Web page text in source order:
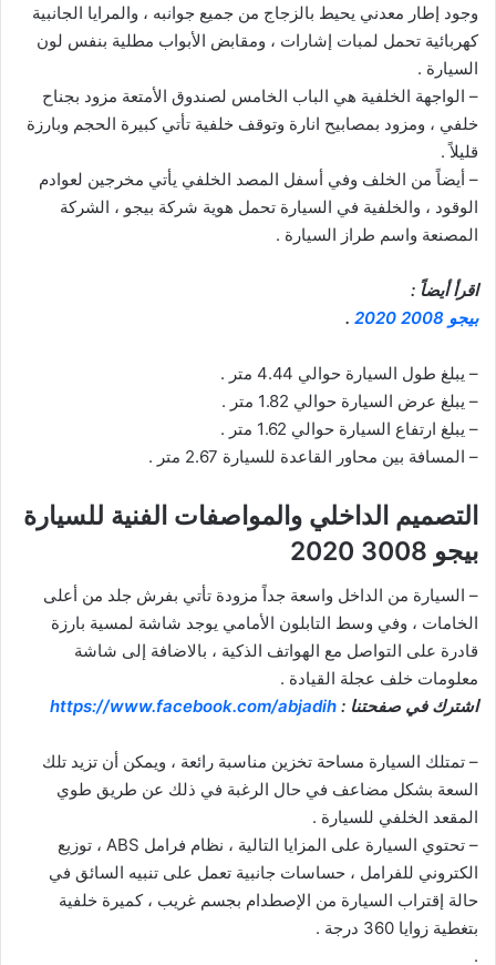
وجود إطار معدني يحيط بالزجاج من جميع جوانبه ، والمرايا الجانبية
كهربائية تحمل لمبات إشارات ، ومقابض الأبواب مطلية بنفس لون
السيارة .
– الواجهة الخلفية هي الباب الخامس لصندوق الأمتعة مزود بجناح
خلفي ، ومزود بمصابيح انارة وتوقف خلفية تأتي كبيرة الحجم وبارزة
قليلاً .
– أيضاً من الخلف وفي أسفل المصد الخلفي يأتي مخرجين لعوادم
الوقود ، والخلفية في السيارة تحمل هوية شركة بيجو ، الشركة
المصنعة واسم طراز السيارة .
اقرأ أيضاً :
بيجو 2008 2020
.
– يبلغ طول السيارة حوالي 4.44 متر .
– يبلغ عرض السيارة حوالي 1.82 متر .
– يبلغ ارتفاع السيارة حوالي 1.62 متر .
– المسافة بين محاور القاعدة للسيارة 2.67 متر .
التصميم الداخلي والمواصفات الفنية للسيارة
بيجو 3008 2020
– السيارة من الداخل واسعة جداً مزودة تأتي بفرش جلد من أعلى
الخامات ، وفي وسط التابلون الأمامي يوجد شاشة لمسية بارزة
قادرة على التواصل مع الهواتف الذكية ، بالاضافة إلى شاشة
معلومات خلف عجلة القيادة .
اشترك في صفحتنا : https://www.facebook.com/abjadih
– تمتلك السيارة مساحة تخزين مناسبة رائعة ، ويمكن أن تزيد تلك
السعة بشكل مضاعف في حال الرغبة في ذلك عن طريق طوي
المقعد الخلفي للسيارة .
– تحتوي السيارة على المزايا التالية ، نظام فرامل ABS ، توزيع
الكتروني للفرامل ، حساسات جانبية تعمل على تنبيه السائق في
حالة إقتراب السيارة من الإصطدام بجسم غريب ، كميرة خلفية
بتغطية زوايا 360 درجة .
.